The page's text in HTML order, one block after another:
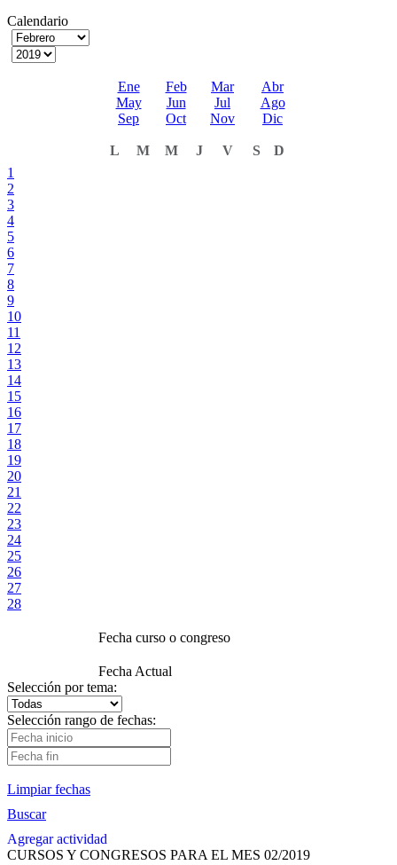
Calendario
Ene Feb Mar
Abr
May
Jun Jul
Ago
Sep
Oct Nov Dic
L M M J V S
D
1
2
3
4
5
6
7
8
9
10
11
12
13
14
15
16
17
18
19
20
21
22
23
24
25
26
27
28
Fecha curso o congreso
Fecha Actual
Selección por tema:
Selección rango de fechas:
Limpiar fechas
Buscar
Agregar actividad
CURSOS Y CONGRESOS PARA EL MES 02/2019